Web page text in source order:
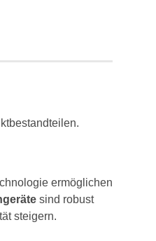
ermöglichen
sind robust
steigern.